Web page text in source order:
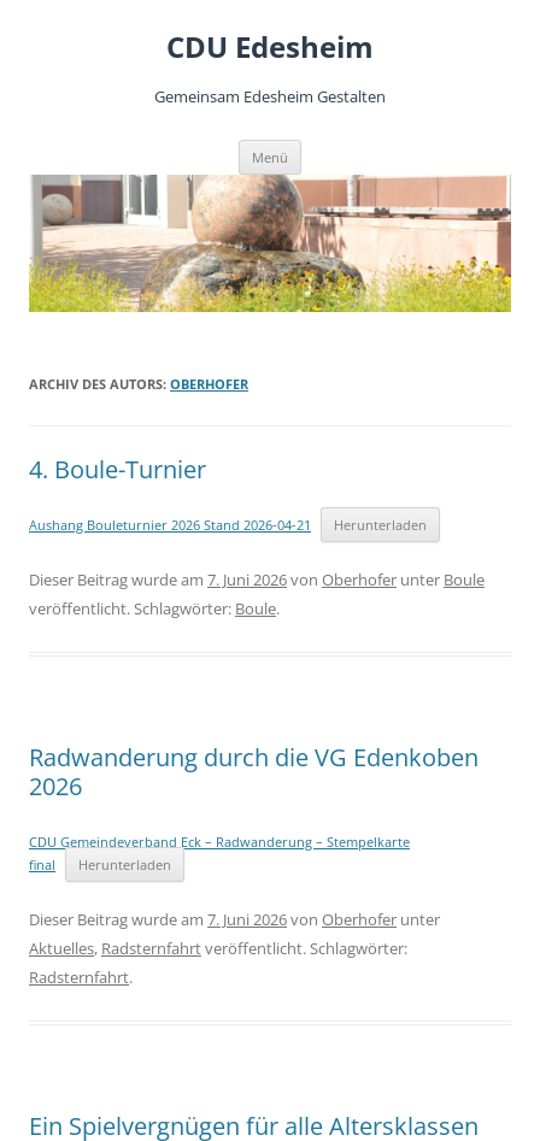
CDU Edesheim
Gemeinsam Edesheim Gestalten
Menü
springen
ARCHIV DES AUTORS: OBERHOFER
4. Boule-Turnier
Aushang Bouleturnier 2026 Stand 2026-04-21 Herunterladen
Dieser Beitrag wurde am 7. Juni 2026von Oberhofer unter Boule
veröffentlicht. Schlagwörter: Boule.
Radwanderung durch die VG Edenkoben
2026
CDU Gemeindeverband Eck – Radwanderung – Stempelkarte
final
Herunterladen
Dieser Beitrag wurde am 7. Juni 2026von Oberhofer unter
Aktuelles, Radsternfahrtveröffentlicht. Schlagwörter:
Radsternfahrt.
Ein Spielvergnügen für alle Altersklassen